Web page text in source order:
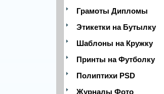
Грамоты Дипломы
Этикетки на Бутылку
Шаблоны на Кружку
Принты на Футболку
Полиптихи PSD
Журналы Фото